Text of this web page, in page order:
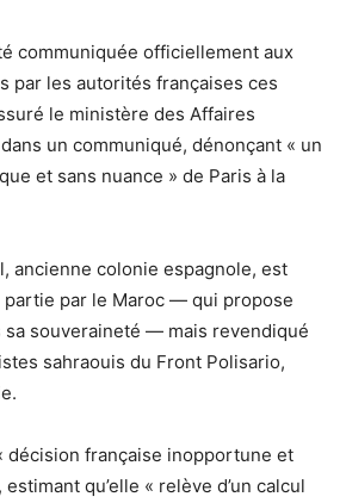
communiquée officiellement aux
par les autorités françaises ces
le ministère des Affaires
un communiqué, dénonçant « un
et sans nuance » de Paris à la
ancienne colonie espagnole, est
par le Maroc — qui propose
sa souveraineté — mais revendiqué
sahraouis du Front Polisario,
décision française inopportune et
qu’elle « relève d’un calcul